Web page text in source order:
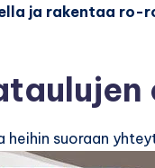
ja rakentaa
suoraan